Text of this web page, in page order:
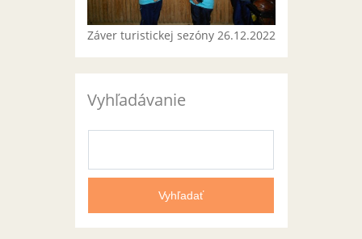
Záver turistickej sezóny 26.12.2022
Vyhľadávanie